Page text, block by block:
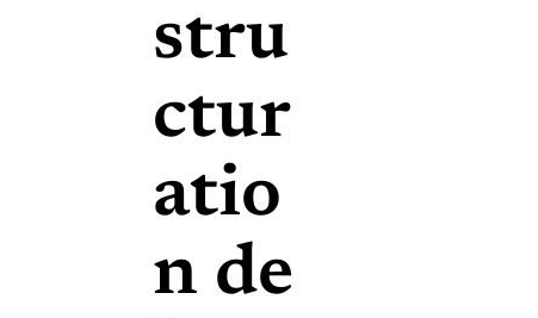
stru
ctur
atio
n de